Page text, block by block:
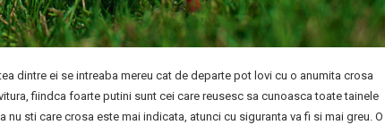
dintre ei se intreaba mereu cat de departe pot lovi cu o anumita crosa
fiindca foarte putini sunt cei care reusesc sa cunoasca toate tainele
sti care crosa este mai indicata, atunci cu siguranta va fi si mai greu. O